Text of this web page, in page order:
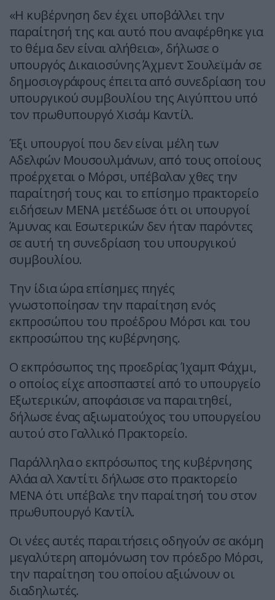
«Η κυβέρνηση δεν έχει υποβάλλει την
παραίτησή της και αυτό που αναφέρθηκε για
το θέμα δεν είναι αλήθεια», δήλωσε ο
υπουργός Δικαιοσύνης Άχμεντ Σουλεϊμάν σε
δημοσιογράφους έπειτα από συνεδρίαση του
υπουργικού συμβουλίου της Αιγύπτου υπό
τον πρωθυπουργό Χισάμ Καντίλ.
Έξι υπουργοί που δεν είναι μέλη των
Αδελφών Μουσουλμάνων, από τους οποίους
προέρχεται ο Μόρσι, υπέβαλαν χθες την
παραίτησή τους και το επίσημο πρακτορείο
ειδήσεων ΜΕΝΑ μετέδωσε ότι οι υπουργοί
Άμυνας και Εσωτερικών δεν ήταν παρόντες
σε αυτή τη συνεδρίαση του υπουργικού
συμβουλίου.
Την ίδια ώρα επίσημες πηγές
γνωστοποίησαν την παραίτηση ενός
εκπροσώπου του προέδρου Μόρσι και του
εκπροσώπου της κυβέρνησης.
Ο εκπρόσωπος της προεδρίας Ίχαμπ Φάχμι,
ο οποίος είχε αποσπαστεί από το υπουργείο
Εξωτερικών, αποφάσισε να παραιτηθεί,
δήλωσε ένας αξιωματούχος του υπουργείου
αυτού στο Γαλλικό Πρακτορείο.
Παράλληλα ο εκπρόσωπος της κυβέρνησης
Αλάα αλ Χαντίτι δήλωσε στο πρακτορείο
MENA ότι υπέβαλε την παραίτησή του στον
πρωθυπουργό Καντίλ.
Οι νέες αυτές παραιτήσεις οδηγούν σε ακόμη
μεγαλύτερη απομόνωση τον πρόεδρο Μόρσι,
την παραίτηση του οποίου αξιώνουν οι
διαδηλωτές.